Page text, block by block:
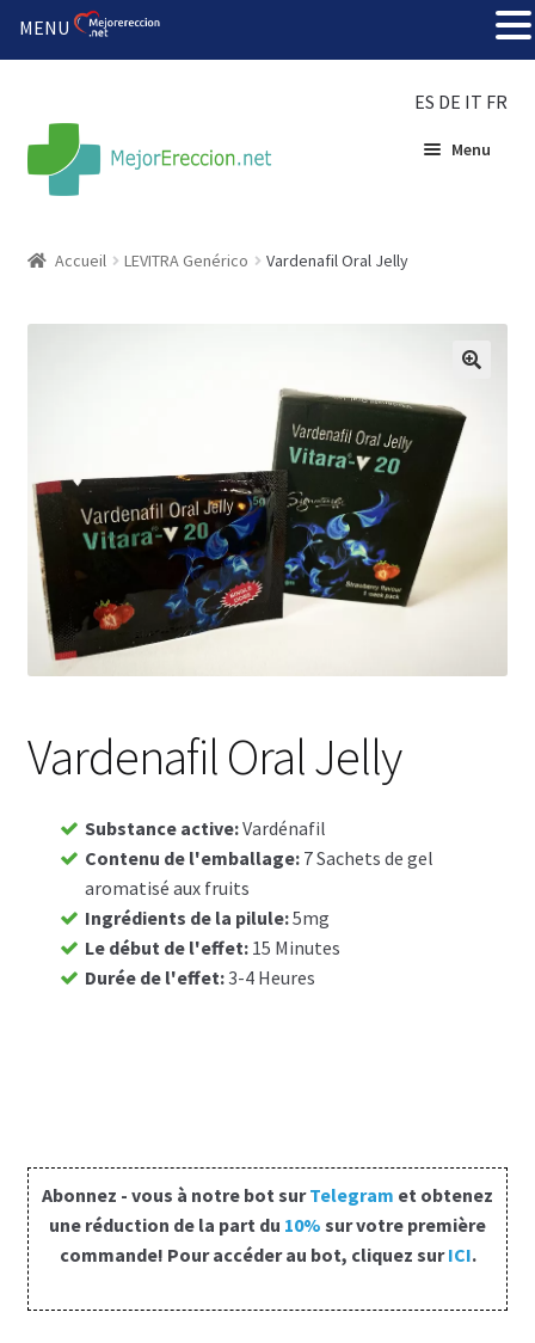
ES DE IT FR
Menu
Súper amantes
Voyage romantique.
Faire la fête
Comment choisir?
Base de données de produits
Halloween
Vérifiez le statut de votre Commande
Blogue
Conditions
Contacts
Méthodes d’expédition
Accueil LEVITRA Genérico Vardenafil Oral Jelly
Vardenafil Oral Jelly
Substance active:Vardénafil
Contenu de l'emballage: 7 Sachets de gel
aromatisé aux fruits
Ingrédients de la pilule:5mg
Le début de l'effet: 15 Minutes
Durée de l'effet:3-4 Heures
Abonnez - vous à notre bot surTelegram et obtenez
une réduction de la part du 10% sur votre première
commande! Pour accéder au bot, cliquez surICI.
MENU